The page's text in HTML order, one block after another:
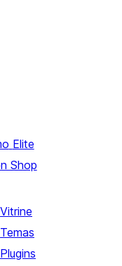
Elite
Shop
Vitrine
Temas
Plugins